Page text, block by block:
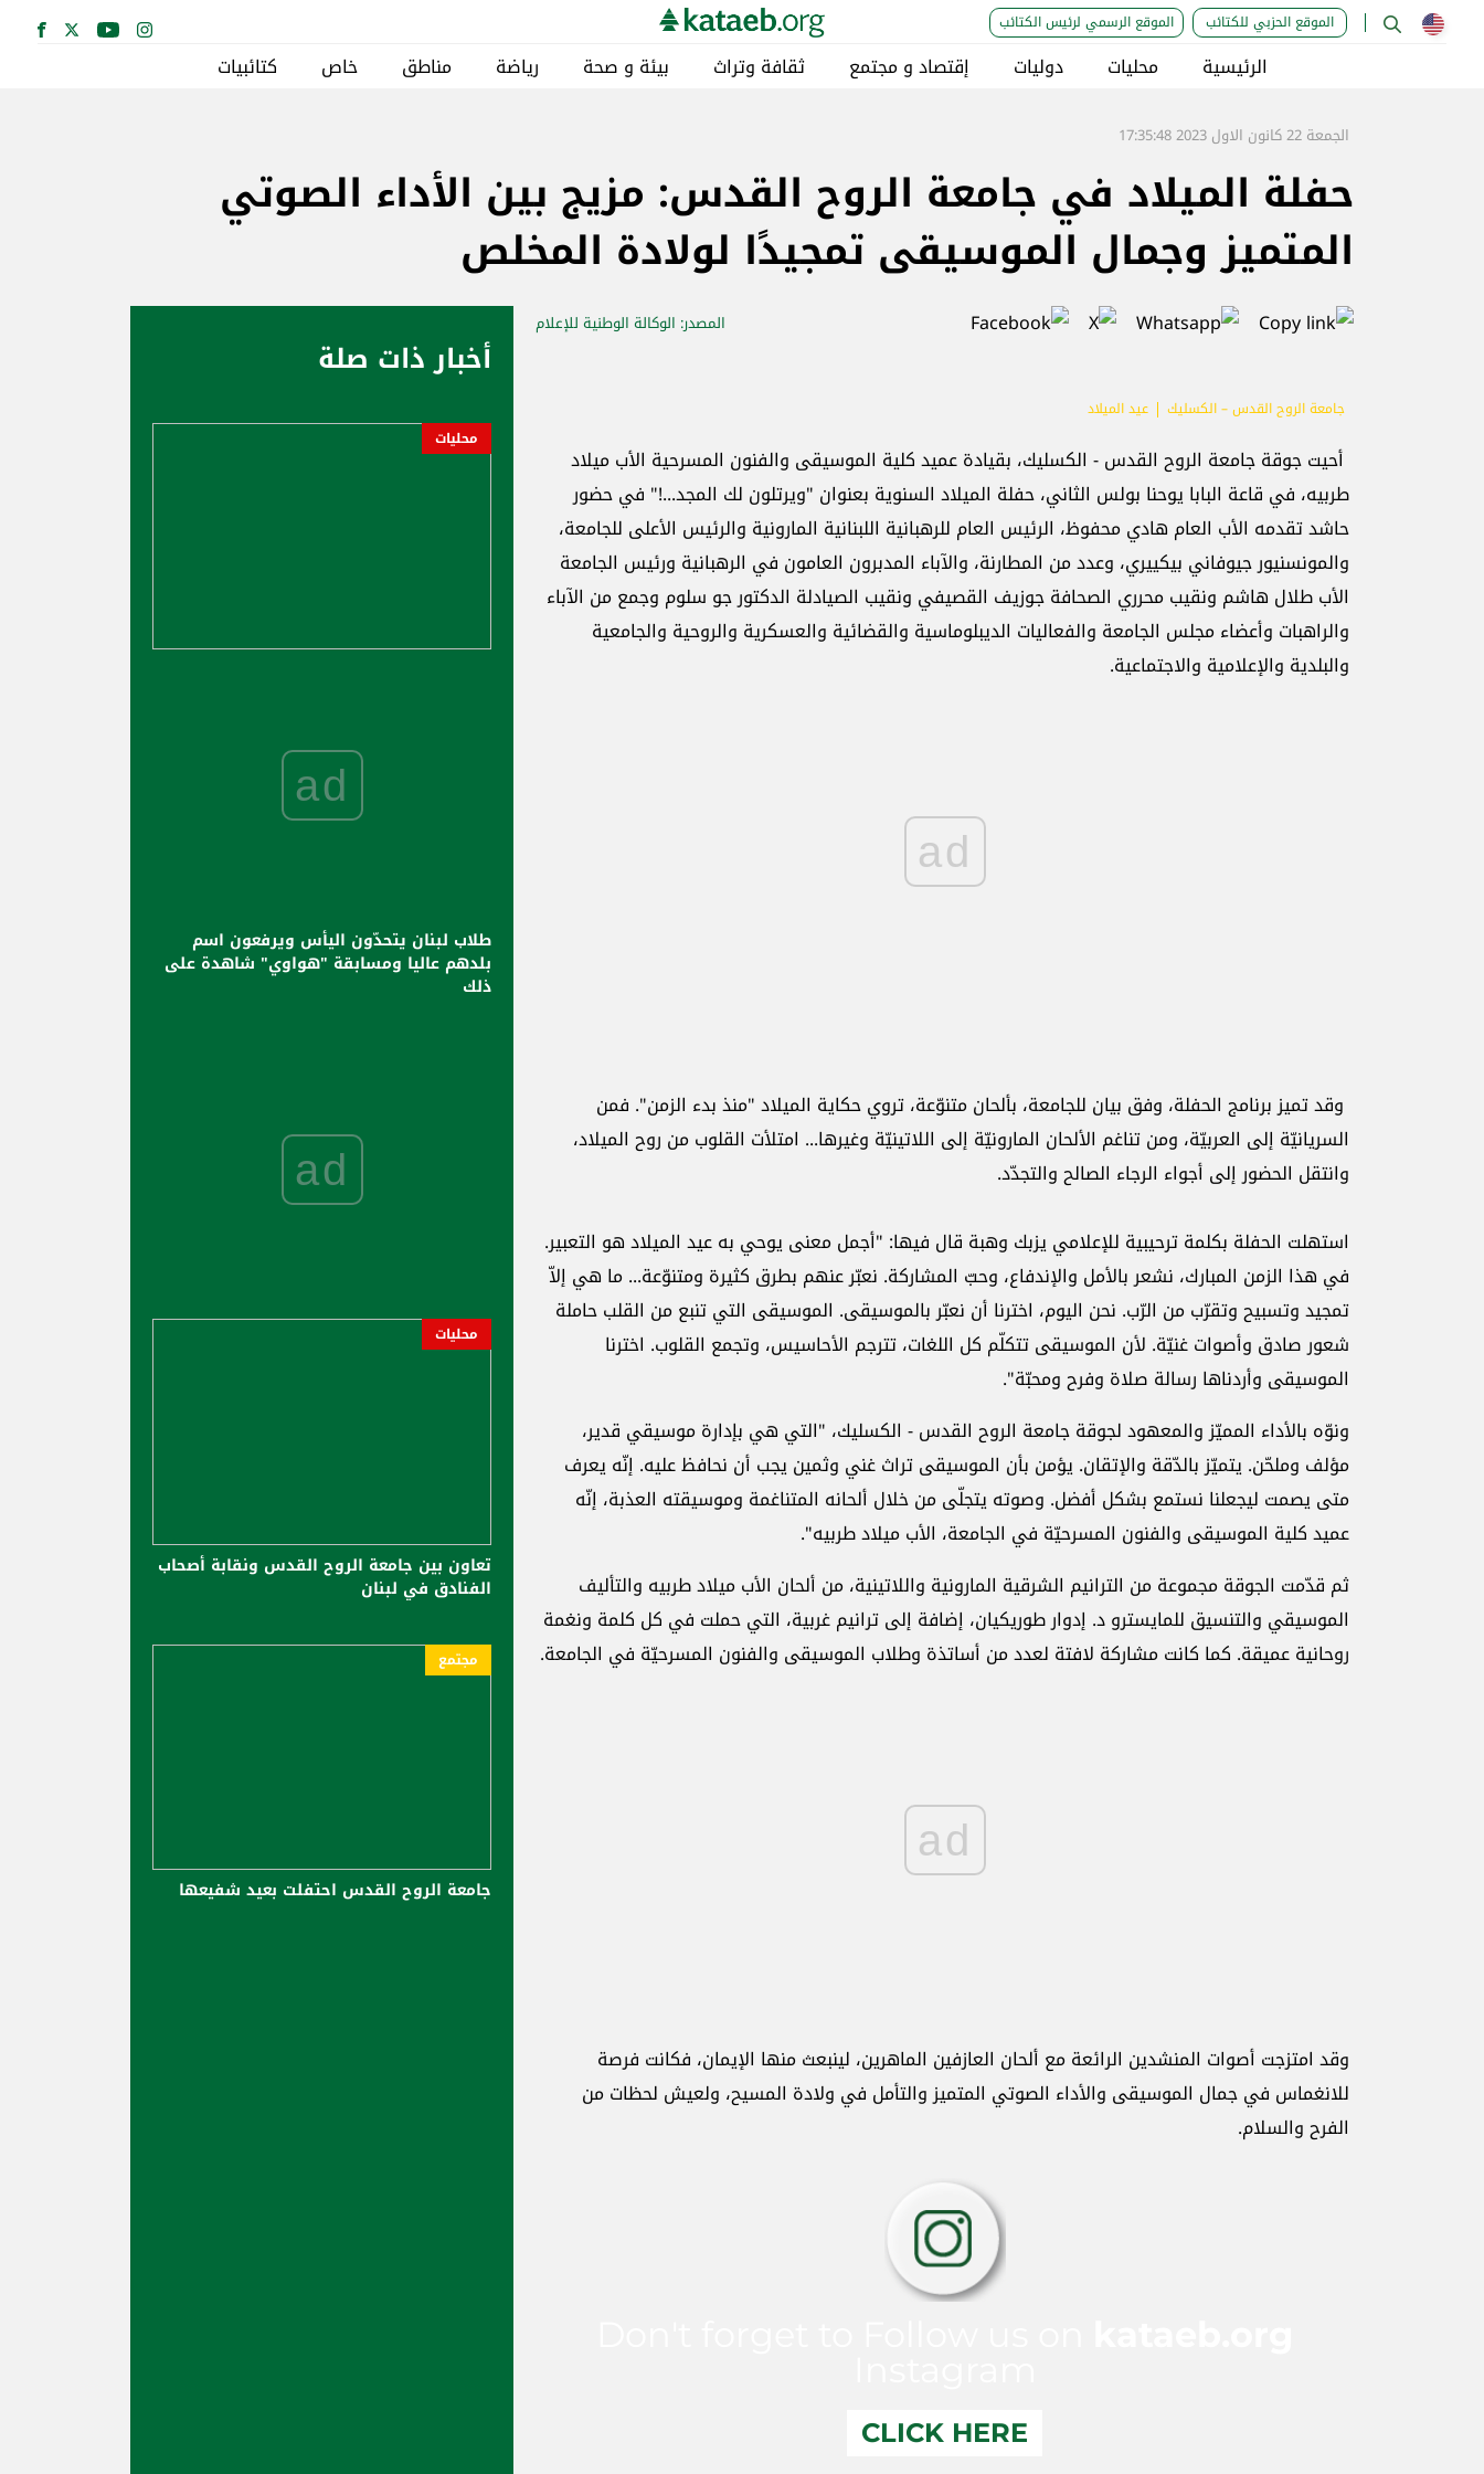
الموقع الحزبي للكتائب الموقع الرسمي لرئيس الكتائب
الرئيسية محليات دوليات إقتصاد و مجتمع ثقافة وتراث بيئة و صحة رياضة مناطق خاص كتائبيات
الجمعة 22 كانون الاول 2023 17:35:48
حفلة الميلاد في جامعة الروح القدس: مزيج بين الأداء الصوتي
المتميز وجمال الموسيقى تمجيدًا لولادة المخلص
المصدر: الوكالة الوطنية للإعلام
جامعة الروح القدس – الكسليك عيد الميلاد
أحيت جوقة جامعة الروح القدس - الكسليك، بقيادة عميد كلية الموسيقى والفنون المسرحية الأب ميلاد
طربيه، في قاعة البابا يوحنا بولس الثاني، حفلة الميلاد السنوية بعنوان "ويرتلون لك المجد...!" في حضور
حاشد تقدمه الأب العام هادي محفوظ، الرئيس العام للرهبانية اللبنانية المارونية والرئيس الأعلى للجامعة،
والمونسنيور جيوفاني بيكييري، وعدد من المطارنة، والآباء المدبرون العامون في الرهبانية ورئيس الجامعة
الأب طلال هاشم ونقيب محرري الصحافة جوزيف القصيفي ونقيب الصيادلة الدكتور جو سلوم وجمع من الآباء
والراهبات وأعضاء مجلس الجامعة والفعاليات الديبلوماسية والقضائية والعسكرية والروحية والجامعية
والبلدية والإعلامية والاجتماعية.
ad
وقد تميز برنامج الحفلة، وفق بيان للجامعة، بألحان متنوّعة، تروي حكاية الميلاد "منذ بدء الزمن". فمن
السريانيّة إلى العربيّة، ومن تناغم الألحان المارونيّة إلى اللاتينيّة وغيرها... امتلأت القلوب من روح الميلاد،
وانتقل الحضور إلى أجواء الرجاء الصالح والتجدّد.
استهلت الحفلة بكلمة ترحيبية للإعلامي يزبك وهبة قال فيها: "أجمل معنى يوحي به عيد الميلاد هو التعبير.
في هذا الزمن المبارك، نشعر بالأمل والإندفاع، وحبّ المشاركة. نعبّر عنهم بطرق كثيرة ومتنوّعة... ما هي إلاّ
تمجيد وتسبيح وتقرّب من الرّب. نحن اليوم، اخترنا أن نعبّر بالموسيقى. الموسيقى التي تنبع من القلب حاملة
شعور صادق وأصوات غنيّة. لأن الموسيقى تتكلّم كل اللغات، تترجم الأحاسيس، وتجمع القلوب. اخترنا
الموسيقى وأردناها رسالة صلاة وفرح ومحبّة".
ونوّه بالأداء المميّز والمعهود لجوقة جامعة الروح القدس - الكسليك، "التي هي بإدارة موسيقي قدير،
مؤلف وملحّن. يتميّز بالدّقة والإتقان. يؤمن بأن الموسيقى تراث غني وثمين يجب أن نحافظ عليه. إنّه يعرف
متى يصمت ليجعلنا نستمع بشكل أفضل. وصوته يتجلّى من خلال ألحانه المتناغمة وموسيقته العذبة، إنّه
عميد كلية الموسيقى والفنون المسرحيّة في الجامعة، الأب ميلاد طربيه".
ثم قدّمت الجوقة مجموعة من الترانيم الشرقية المارونية واللاتينية، من ألحان الأب ميلاد طربيه والتأليف
الموسيقي والتنسيق للمايسترو د. إدوار طوريكيان، إضافة إلى ترانيم غربية، التي حملت في كل كلمة ونغمة
روحانية عميقة. كما كانت مشاركة لافتة لعدد من أساتذة وطلاب الموسيقى والفنون المسرحيّة في الجامعة.
ad
وقد امتزجت أصوات المنشدين الرائعة مع ألحان العازفين الماهرين، لينبعث منها الإيمان، فكانت فرصة
للانغماس في جمال الموسيقى والأداء الصوتي المتميز والتأمل في ولادة المسيح، ولعيش لحظات من
الفرح والسلام.
CLICK HERE
أخبار ذات صلة
محليات
ad
طلاب لبنان يتحدّون اليأس ويرفعون اسم
بلدهم عاليا ومسابقة "هواوي" شاهدة على
ذلك
ad
محليات
تعاون بين جامعة الروح القدس ونقابة أصحاب
الفنادق في لبنان
مجتمع
جامعة الروح القدس احتفلت بعيد شفيعها